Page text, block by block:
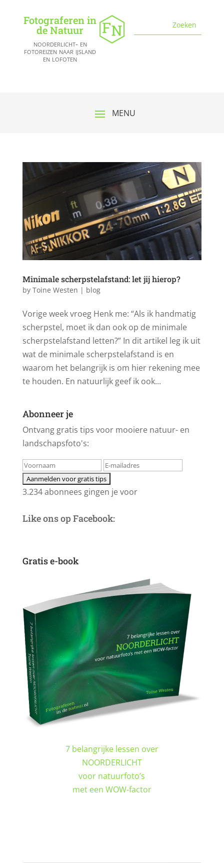
Fotograferen in
de Natuur
noorderlicht- en
fotoreizen naar ijsland
en lofoten
Minimale scherpstelafstand: let jij hierop?
by Toine Westen | blog
Vorige week vroeg Henk me: “Als ik handmatig
scherpstel, moet ik dan ook op de minimale
scherpstelafstand letten?” In dit artikel leg ik uit
wat de minimale scherpstelafstand is en
waarom het belangrijk is om hier rekening mee
te houden. En natuurlijk geef ik ook...
Abonneer je
Ontvang gratis tips voor mooiere natuur- en
landschapsfoto's:
3.234 abonnees gingen je voor
Like ons op Facebook:
Gratis e-book
7 belangrijke lessen over
NOORDERLICHT
voor natuurfoto’s
met een WOW-factor